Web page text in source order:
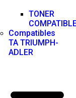
TONER
Compatibles
TA TRIUMPH-
ADLER